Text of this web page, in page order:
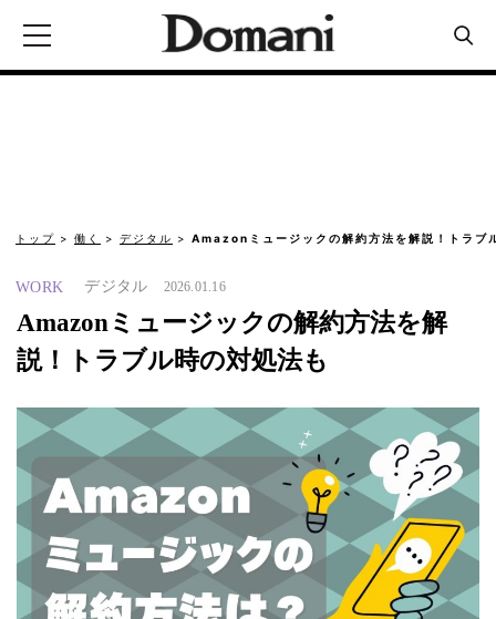
トップ 働く デジタル Amazonミュージックの解約方法を解説！トラブ
WORK デジタル 2026.01.16
Amazonミュージックの解約方法を解
説！トラブル時の対処法も